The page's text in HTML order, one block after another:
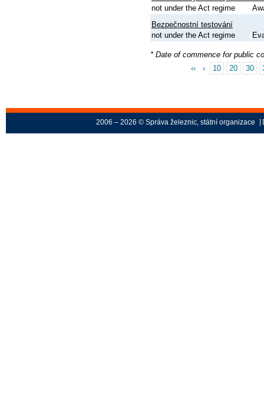
not under the Act regime
Bezpečnostní testování
not under the Act regime
* Date of commence for public
‹‹
‹ 10 20 30
2006 – 2026 © Správa železnic, státní organizace